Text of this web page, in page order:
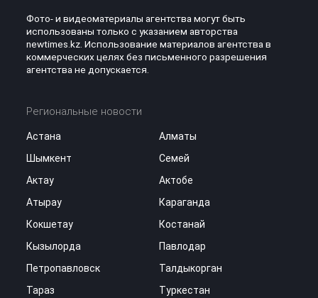
Фото- и видеоматериалы агентства могут быть
использованы только с указанием авторства
newtimes.kz. Использование материалов агентства в
коммерческих целях без письменного разрешения
агентства не допускается.
Региональные новости
Астана
Алматы
Шымкент
Семей
Актау
Актобе
Атырау
Караганда
Кокшетау
Костанай
Кызылорда
Павлодар
Петропавловск
Талдыкорган
Тараз
Туркестан